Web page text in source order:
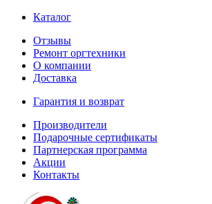
Каталог
Отзывы
Ремонт оргтехники
О компании
Доставка
Гарантия и возврат
Производители
Подарочные сертификаты
Партнерская программа
Акции
Контакты